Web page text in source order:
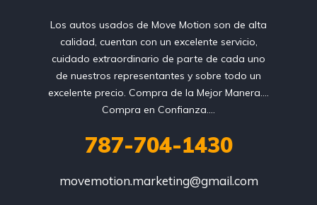
Los autos usados de Move Motion son de alta
calidad, cuentan con un excelente servicio,
cuidado extraordinario de parte de cada uno
de nuestros representantes y sobre todo un
excelente precio. Compra de la Mejor Manera....
Compra en Confianza....
787-704-1430
movemotion.marketing@gmail.com